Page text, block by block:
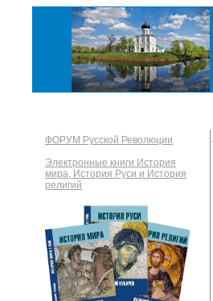
ФОРУМ Русской Революции
Электронные книги История
мира, История Руси и История
религий